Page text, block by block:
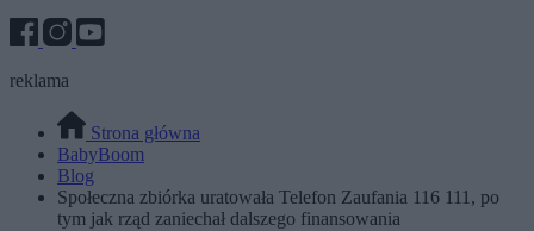
reklama
Strona główna
BabyBoom
Blog
Społeczna zbiórka uratowała Telefon Zaufania 116 111, po
tym jak rząd zaniechał dalszego finansowania